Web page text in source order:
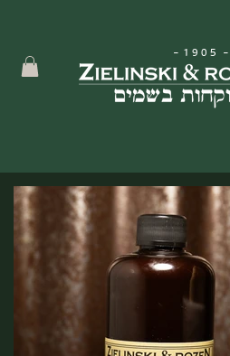
- 1905 -